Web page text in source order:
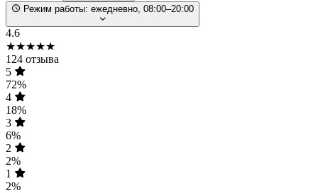
Режим работы: ежедневно, 08:00–20:00
4.6
★★★★★
124 отзыва
5
72%
4
18%
3
6%
2
2%
1
2%